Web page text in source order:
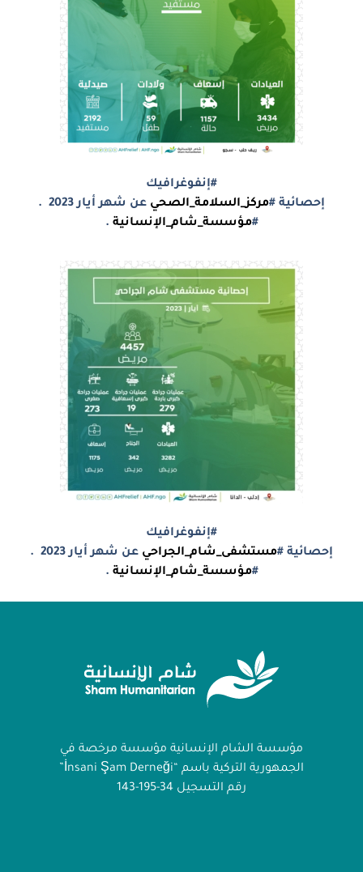
#إنفوغرافيك
إحصائية #مركز_السلامة_الصحي عن شهر أيار 2023 .
#مؤسسة_شام_الإنسانية .
#إنفوغرافيك
إحصائية #مستشفى_شام_الجراحي عن شهر أيار 2023 .
#مؤسسة_شام_الإنسانية .
مؤسسة الشام الإنسانية مؤسسة مرخصة في
الجمهورية التركية باسم “İnsani Şam Derneği”
رقم التسجيل 34-195-143